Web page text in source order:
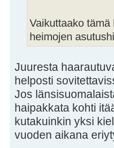
Vaikuttaako
heimojen
Juuresta
helposti
Jos
haipakkata kohti
kutakuinkin yksi
vuoden aikana